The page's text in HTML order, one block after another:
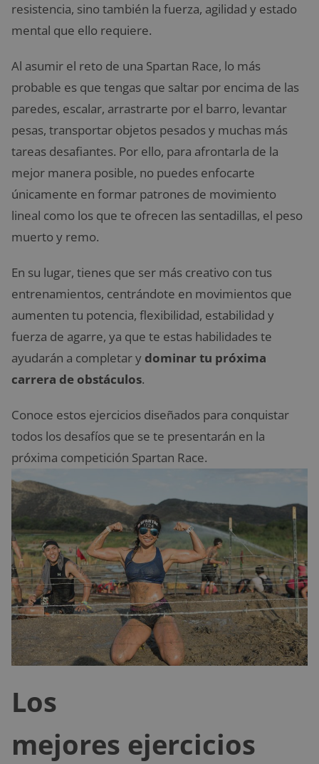
resistencia, sino también la fuerza, agilidad y estado
mental que ello requiere.
Al asumir el reto de una Spartan Race, lo más
probable es que tengas que saltar por encima de las
paredes, escalar, arrastrarte por el barro, levantar
pesas, transportar objetos pesados y muchas más
tareas desafiantes. Por ello, para afrontarla de la
mejor manera posible, no puedes enfocarte
únicamente en formar patrones de movimiento
lineal como los que te ofrecen las sentadillas, el peso
muerto y remo.
En su lugar, tienes que ser más creativo con tus
entrenamientos, centrándote en movimientos que
aumenten tu potencia, flexibilidad, estabilidad y
fuerza de agarre, ya que te estas habilidades te
ayudarán a completar y dominar tu próxima
carrera de obstáculos.
Conoce estos ejercicios diseñados para conquistar
todos los desafíos que se te presentarán en la
próxima competición Spartan Race.
Los
mejores ejercicios